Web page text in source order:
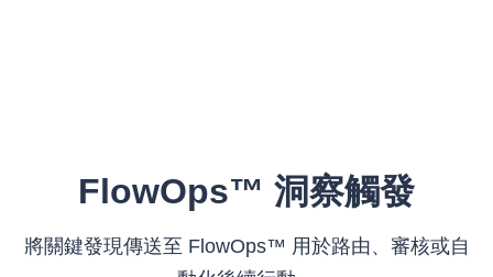
FlowOps™ 洞察觸發
將關鍵發現傳送至 FlowOps™ 用於路由、審核或自